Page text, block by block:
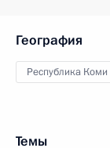
География
Республика Коми
Темы